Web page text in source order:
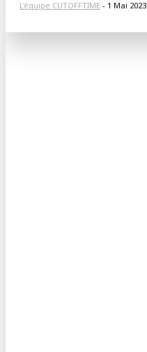
L'équipe CUTOFFTIME - 1 Mai 2023